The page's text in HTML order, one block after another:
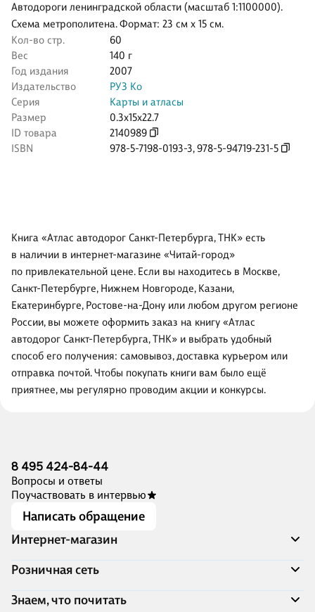
Автодороги ленинградской области (масштаб 1:1100000).
Схема метрополитена. Формат: 23 см х 15 см.
Кол-во стр.
60
Вес
140 г
Год издания
2007
Издательство
РУЗ Ко
Серия
Карты и атласы
Размер
0.3x15x22.7
ID товара
2140989
ISBN
978-5-7198-0193-3,978-5-94719-231-5
Книга «Атлас автодорог Санкт-Петербурга, ТНК» есть
в наличии в интернет-магазине «Читай-город»
по привлекательной цене. Если вы находитесь в Москве,
Санкт-Петербурге, Нижнем Новгороде, Казани,
Екатеринбурге, Ростове-на-Дону или любом другом регионе
России, вы можете оформить заказ на книгу «Атлас
автодорог Санкт-Петербурга, ТНК» и выбрать удобный
способ его получения: самовывоз, доставка курьером или
отправка почтой. Чтобы покупать книги вам было ещё
приятнее, мы регулярно проводим акции и конкурсы.
8 495 424-84-44
Вопросы и ответы
Поучаствовать в интервью
Написать обращение
Интернет-магазин
Акции
Доставка и оплата
Программа лояльности
Розничная сеть
Адреса магазинов
Знаем, что почитать